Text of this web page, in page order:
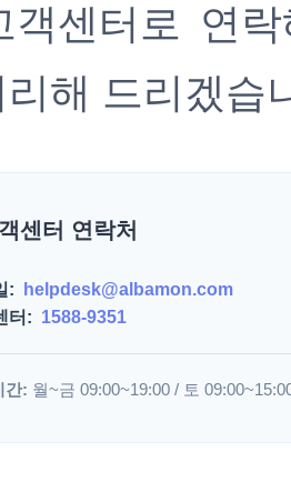
객센터로 연
리해 드리겠습
센터 연락처
:
helpdesk@albamon.com
터: 1588-9351
간: 월~금 09:00~19:00 / 토